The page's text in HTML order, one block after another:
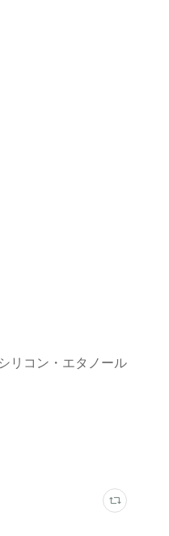
リコン・エタノール